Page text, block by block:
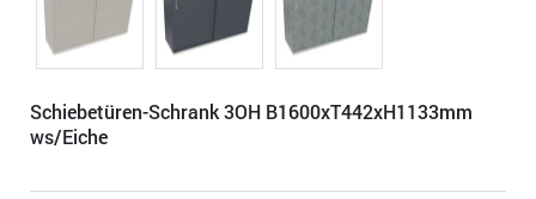
Schiebetüren-Schrank 3OH B1600xT442xH1133mm
ws/Eiche